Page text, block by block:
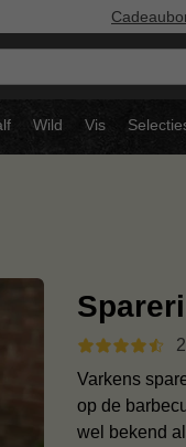
Wild Vis
Varkens
op de
wel bekend